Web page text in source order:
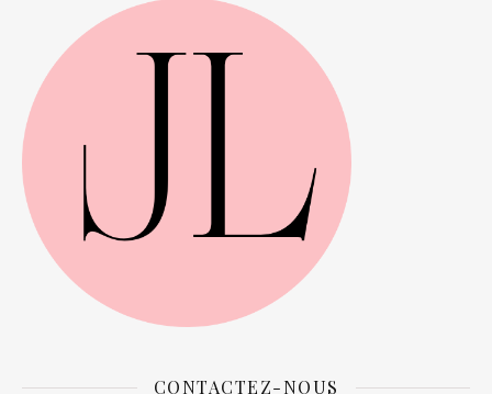
CONTACTEZ-NOUS